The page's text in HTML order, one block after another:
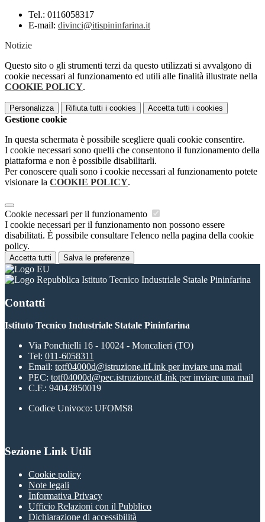
Tel.: 0116058317
E-mail: divinci@itispininfarina.it
Notizie
Questo sito o gli strumenti terzi da questo utilizzati si avvalgono di
cookie necessari al funzionamento ed utili alle finalità illustrate nella
COOKIE POLICY.
Personalizza Rifiuta tutti i cookies Accetta tutti i cookies
Gestione cookie
In questa schermata è possibile scegliere quali cookie consentire.
I cookie necessari sono quelli che consentono il funzionamento della
piattaforma e non è possibile disabilitarli.
Per conoscere quali sono i cookie necessari al funzionamento potete
visionare la COOKIE POLICY.
Cookie necessari per il funzionamento
I cookie necessari per il funzionamento non possono essere
disabilitati. È possibile consultare l'elenco nella pagina della cookie
policy.
Accetta tutti Salva le preferenze
Istituto Tecnico Industriale Statale Pininfarina
Contatti
Istituto Tecnico Industriale Statale Pininfarina
Via Ponchielli 16 - 10024 - Moncalieri (TO)
Tel: 011-6058311
Email: totf04000d@istruzione.itLink per inviare una mail
PEC: totf04000d@pec.istruzione.itLink per inviare una mail
C.F.: 94042850019
Codice Univoco: UFOMS8
Sezione Link Utili
Cookie policy
Note legali
Informativa Privacy
Ufficio Relazioni con il Pubblico
Dichiarazione di accessibilità